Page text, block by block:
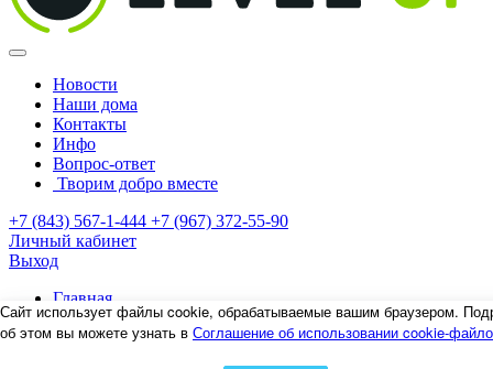
Новости
Наши дома
Контакты
Инфо
Вопрос-ответ
Творим добро вместе
+7 (843) 567-1-444 +7 (967) 372-55-90
Личный кабинет
Выход
Главная
Счет дома
Заявки
Сайт использует файлы cookie, обрабатываемые вашим браузером.
об этом вы можете узнать в Соглашение об использовании cookie-